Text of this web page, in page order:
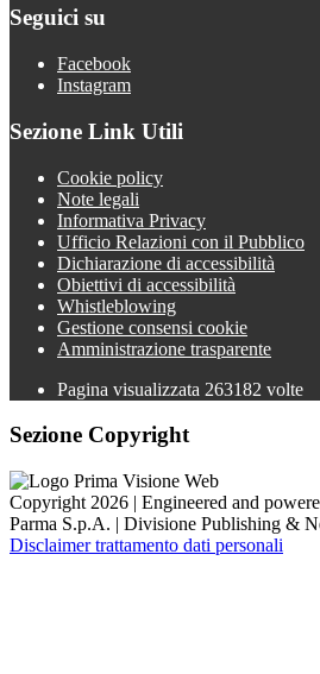
Seguici su
Facebook
Instagram
Sezione Link Utili
Cookie policy
Note legali
Informativa Privacy
Ufficio Relazioni con il Pubblico
Dichiarazione di accessibilità
Obiettivi di accessibilità
Whistleblowing
Gestione consensi cookie
Amministrazione trasparente
Pagina visualizzata 263182 volte
Sezione Copyright
Copyright 2026 | Engineered and
Parma S.p.A. | Divisione Publishing &
Disclaimer trattamento dati personali